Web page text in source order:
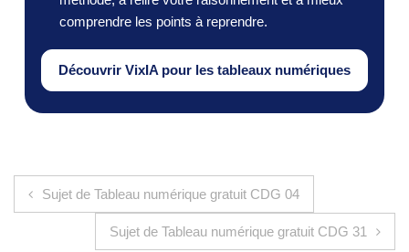
comprendre les points à reprendre.
Découvrir VixIA pour les tableaux numériques
Navigation de l’article
Sujet de Tableau numérique gratuit CDG 04
Sujet de Tableau numérique gratuit CDG 31